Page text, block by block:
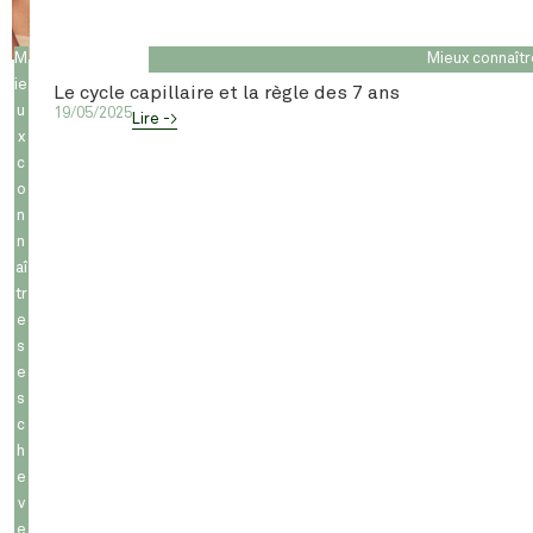
M
ie
u
x
c
o
n
n
aî
tr
e
s
e
s
c
h
e
v
e
Mieux
Le cycle capillaire et la règle des 7 ans
19/05/2025Lire ->